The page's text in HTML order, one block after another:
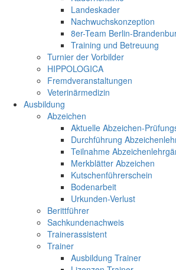
Landeskader
Nachwuchskonzeption
8er-Team Berlin-
Training und Betreuung
Turnier der Vorbilder
HIPPOLOGICA
Fremdveranstaltungen
Veterinärmedizin
Ausbildung
Abzeichen
Aktuelle Abzeichen-
Durchführung
Teilnahme
Merkblätter Abzeichen
Kutschenführerschein
Bodenarbeit
Urkunden-Verlust
Berittführer
Sachkundenachweis
Trainerassistent
Trainer
Ausbildung Trainer